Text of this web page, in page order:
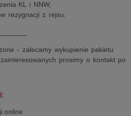
KL i NNW,
rezygnacji z rejsu.
- zalecamy wykupienie pakietu
prosimy o kontakt po
online